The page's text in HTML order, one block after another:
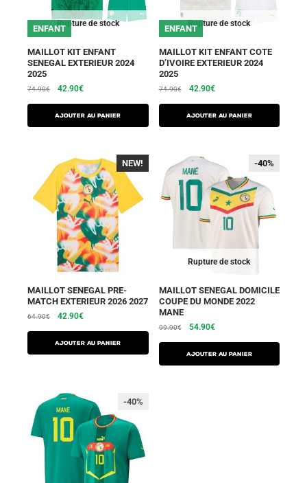
Rupture de stock
ENFANT
MAILLOT KIT ENFANT
SENEGAL EXTERIEUR 2024
2025
74.90€ 42.90€
AJOUTER AU PANIER
Rupture de stock
ENFANT
MAILLOT KIT ENFANT COTE
D’IVOIRE EXTERIEUR 2024
2025
74.90€ 42.90€
AJOUTER AU PANIER
-40%
NEW!
MAILLOT SENEGAL PRE-
MATCH EXTERIEUR 2026 2027
64.90€ 42.90€
AJOUTER AU PANIER
Rupture de stock
-40%
-40%
MAILLOT SENEGAL DOMICILE
COUPE DU MONDE 2022
MANE
99.90€ 54.90€
AJOUTER AU PANIER
-40%